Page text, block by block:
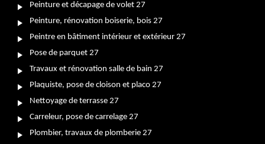
Peinture et décapage de volet 27
Peinture, rénovation boiserie, bois 27
Peintre en bâtiment intérieur et extérieur 27
Pose de parquet 27
Travaux et rénovation salle de bain 27
Plaquiste, pose de cloison et placo 27
Nettoyage de terrasse 27
Carreleur, pose de carrelage 27
Plombier, travaux de plomberie 27